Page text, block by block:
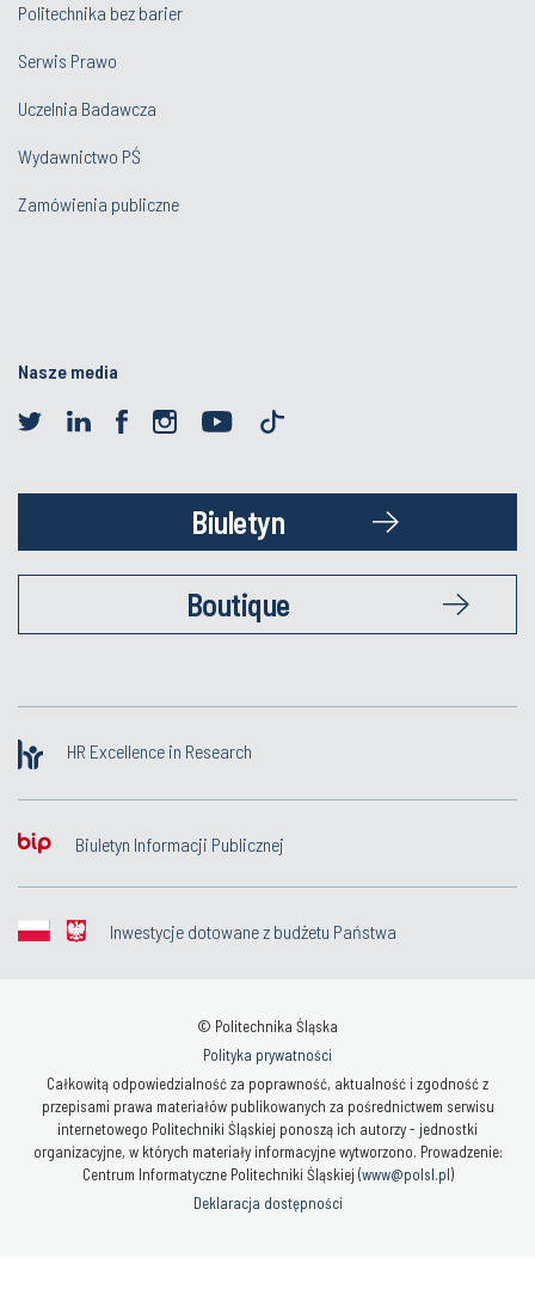
Politechnika bez barier
Serwis Prawo
Uczelnia Badawcza
Wydawnictwo PŚ
Zamówienia publiczne
Nasze media
Biuletyn
Boutique
HR Excellence in Research
Biuletyn Informacji Publicznej
Inwestycje dotowane z budżetu Państwa
© Politechnika Śląska
Polityka prywatności
Całkowitą odpowiedzialność za poprawność, aktualność i zgodność z
przepisami prawa materiałów publikowanych za pośrednictwem serwisu
internetowego Politechniki Śląskiej ponoszą ich autorzy - jednostki
organizacyjne, w których materiały informacyjne wytworzono. Prowadzenie:
Centrum Informatyczne Politechniki Śląskiej (www@polsl.pl)
Deklaracja dostępności